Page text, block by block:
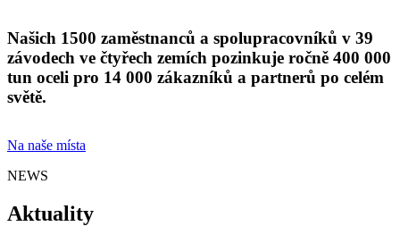
Našich 1500 zaměstnanců a spolupracovníků v 39
závodech ve čtyřech zemích pozinkuje ročně 400 000
tun oceli pro 14 000 zákazníků a partnerů po celém
světě.
Na naše místa
NEWS
Aktuality